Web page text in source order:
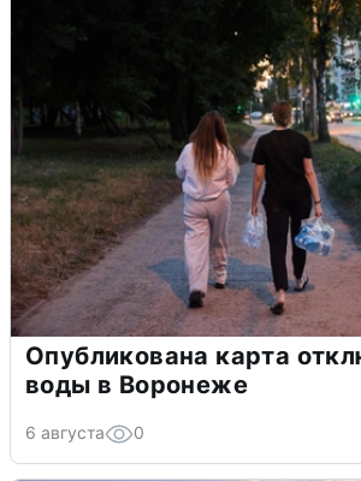
Опубликована карта
воды в Воронеже
6 августа 0